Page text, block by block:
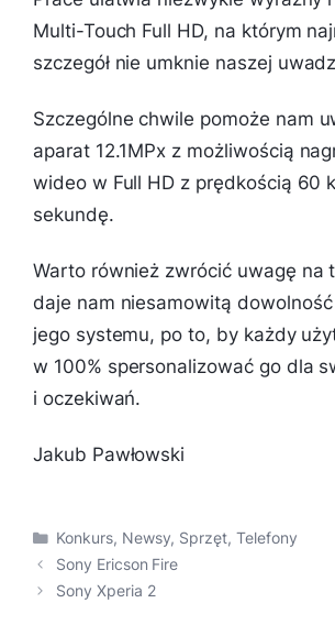
Multi-Touch Full HD, na którym
szczegół nie umknie naszej
Szczególne chwile pomoże nam
aparat 12.1MPx z możliwością
wideo w Full HD z prędkością 60
sekundę.
Warto również zwrócić uwagę na
daje nam niesamowitą
jego systemu, po to, by każdy
w 100% spersonalizować go dla
i oczekiwań.
Jakub Pawłowski
Kategorie
Konkurs, Newsy, Sprzęt, Telefony
Sony Ericson Fire
Sony Xperia 2